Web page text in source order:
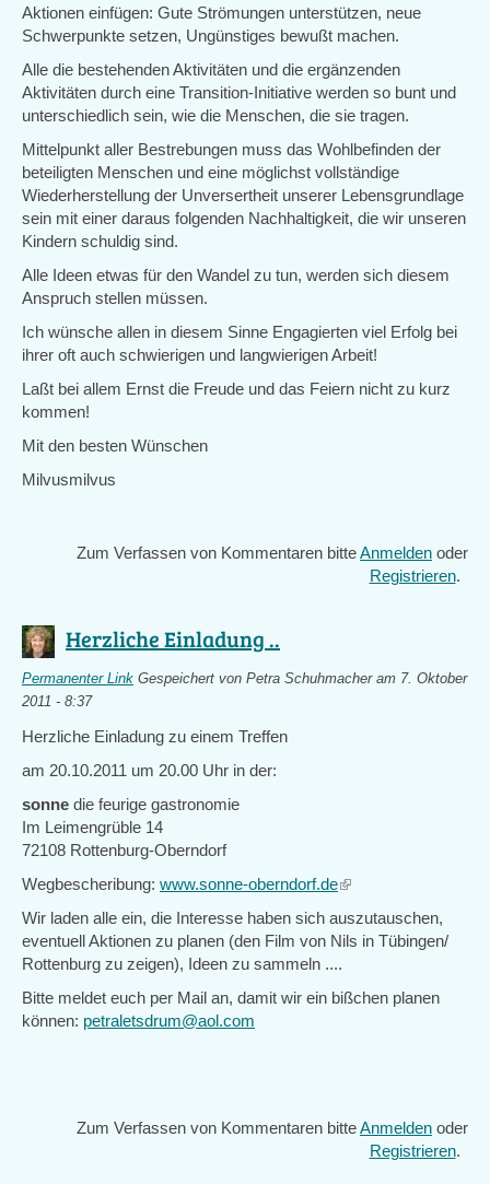
Aktionen einfügen: Gute Strömungen unterstützen, neue
Schwerpunkte setzen, Ungünstiges bewußt machen.
Alle die bestehenden Aktivitäten und die ergänzenden
Aktivitäten durch eine Transition-Initiative werden so bunt und
unterschiedlich sein, wie die Menschen, die sie tragen.
Mittelpunkt aller Bestrebungen muss das Wohlbefinden der
beteiligten Menschen und eine möglichst vollständige
Wiederherstellung der Unversertheit unserer Lebensgrundlage
sein mit einer daraus folgenden Nachhaltigkeit, die wir unseren
Kindern schuldig sind.
Alle Ideen etwas für den Wandel zu tun, werden sich diesem
Anspruch stellen müssen.
Ich wünsche allen in diesem Sinne Engagierten viel Erfolg bei
ihrer oft auch schwierigen und langwierigen Arbeit!
Laßt bei allem Ernst die Freude und das Feiern nicht zu kurz
kommen!
Mit den besten Wünschen
Milvusmilvus
Zum Verfassen von Kommentaren bitteAnmelden oder
Registrieren.
Herzliche Einladung ..
Permanenter Link Gespeichert von Petra Schuhmacheram 7. Oktober
2011 - 8:37
Herzliche Einladung zu einem Treffen
am 20.10.2011 um 20.00 Uhr in der:
sonne die feurige gastronomie
Im Leimengrüble 14
72108 Rottenburg-Oberndorf
Wegbescheribung: www.sonne-oberndorf.de(link
external)
Wir laden alle ein, die Interesse haben sich auszutauschen,
eventuell Aktionen zu planen (den Film von Nils in Tübingen/
Rottenburg zu zeigen), Ideen zu sammeln ....
Bitte meldet euch per Mail an, damit wir ein bißchen planen
können: petraletsdrum@aol.com
Zum Verfassen von Kommentaren bitteAnmelden oder
Registrieren.